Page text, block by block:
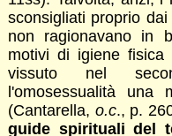
sconsigliati proprio
non ragionavano in
motivi di igiene fisica
vissuto nel
l'omosessualità una
(Cantarella, o.c., p.
guide spirituali del